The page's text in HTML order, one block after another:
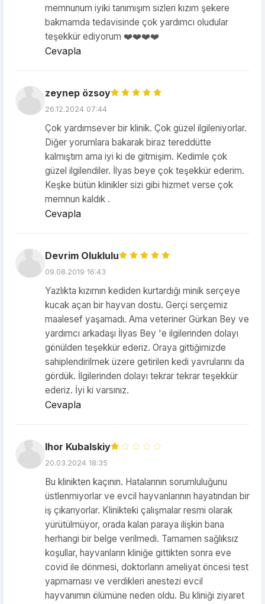
memnunum iyiki tanımışım sizleri kızım şekere
bakmamda tedavisinde çok yardımcı oludular
teşekkür ediyorum ❤️❤️❤️❤️
Cevapla
zeynep özsoy
26.12.2024 07:44
Çok yardımsever bir klinik. Çok güzel ilgileniyorlar.
Diğer yorumlara bakarak biraz tereddütte
kalmıştım ama iyi ki de gitmişim. Kedimle çok
güzel ilgilendiler. İlyas beye çok teşekkür ederim.
Keşke bütün klinikler sizi gibi hizmet verse çok
memnun kaldık .
Cevapla
Devrim Oluklulu
09.08.2019 16:43
Yazlıkta kızımın kediden kurtardığı minik serçeye
kucak açan bir hayvan dostu. Gerçi serçemiz
maalesef yaşamadı. Ama veteriner Gürkan Bey ve
yardımcı arkadaşı İlyas Bey 'e ilgilerinden dolayı
gönülden teşekkür ederiz. Oraya gittiğimizde
sahiplendirilmek üzere getirilen kedi yavrularını da
gördük. İlgilerinden dolayı tekrar tekrar teşekkür
ederiz. İyi ki varsınız.
Cevapla
Ihor Kubalskiy
20.03.2024 18:35
Bu klinikten kaçının. Hatalarının sorumluluğunu
üstlenmiyorlar ve evcil hayvanlarının hayatından bir
iş çıkarıyorlar. Klinikteki çalışmalar resmi olarak
yürütülmüyor, orada kalan paraya ilişkin bana
herhangi bir belge verilmedi. Tamamen sağlıksız
koşullar, hayvanların kliniğe gittikten sonra eve
covid ile dönmesi, doktorların ameliyat öncesi test
yapmaması ve verdikleri anestezi evcil
hayvanımın ölümüne neden oldu. Bu kliniği ziyaret